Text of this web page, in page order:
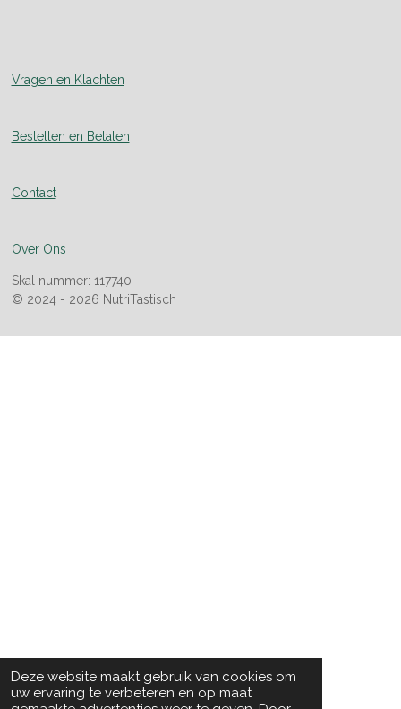
Deze website maakt gebruik van cookies om
uw ervaring te verbeteren en op maat
Vragen en Klachten
Bestellen en Betalen
Contact
Over Ons
Skal nummer: 117740
© 2024 - 2026 NutriTastisch